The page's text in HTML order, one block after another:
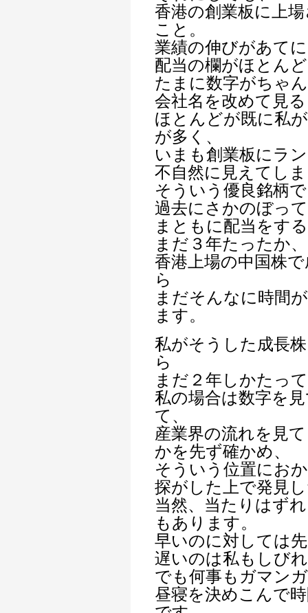
香港の創業板に上
こと。
業績の伸びがあて
配当の欄がほとん
たまに数字がちゃ
会社名を改めて見
ほとんどが既に私
が多く、
いまも創業板にラ
不自然に見えてし
そういう優良銘柄
過去にさかのぼっ
まともに配当をす
まだ３年たったか
香港上場の中国株
ら
まだそんなに時間
ます。
私がそうした成長
ら
まだ２年しかたっ
私の場合は数字を
て、
産業界の流れを見
かを先ず確かめ、
そういう位置にお
探がした上で発見
当然、当たりはず
もあります。
早いのに対しては
遅いのは私もしび
でも何事もガマン
昼寝を決めこんで